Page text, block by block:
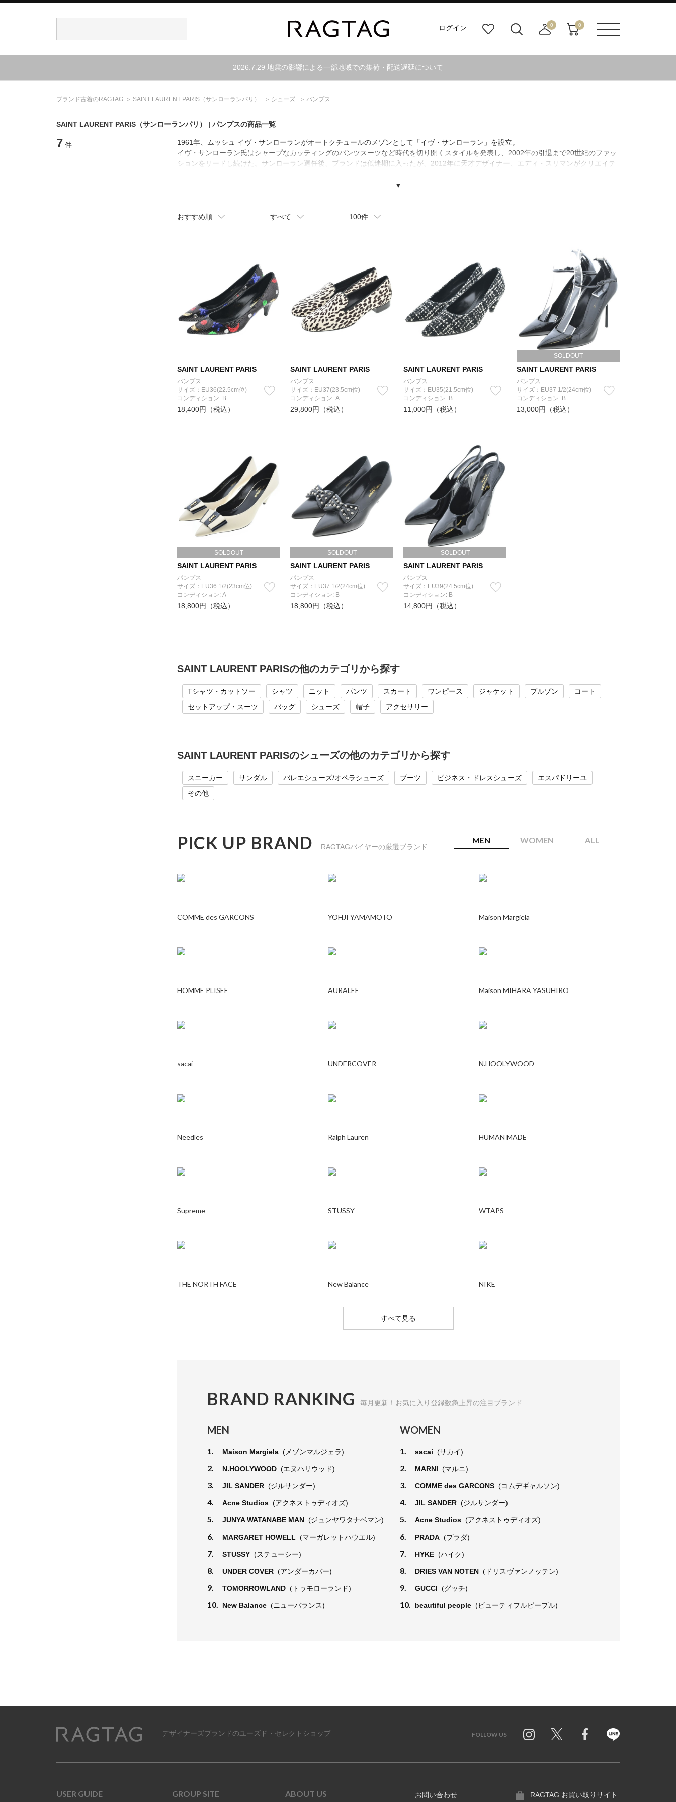
ログイン
り
ダ
0
寄
0
2026.7.29 地震の影響による一部地域での集荷・配送遅延について
ブランド古着のRAGTAG SAINT LAURENT PARIS （サンローランパリ） シューズ パンプス
SAINT LAURENT PARIS （サンローランパリ） | パンプスの商品一覧
7 件
1961年、ムッシュ イヴ・サンローランがオートクチュールのメゾンとして「イヴ・サンローラン」を設立。
イヴ・サンローラン氏はシャープなカッティングのパンツスーツなど時代を切り開くスタイルを発表し、2002年の引退まで20世紀のファッ
ションをリードし続けた。サンローラン退任後、ブランドは低迷期に入ったが、2012年に天才デザイナー、エディ・スリマンがクリエイテ
ー・ヴァカレロがクリエイティブディレクターに就任し、革新的デザインを発信し続けている。
▼
おすすめ順 すべて 100件
SAINT LAURENT PARIS
パンプス
サイズ：EU36(22.5cm位)
コンディション: B
18,400円（税込）
SAINT LAURENT PARIS
パンプス
サイズ：EU37(23.5cm位)
コンディション: A
29,800円（税込）
SAINT LAURENT PARIS
パンプス
サイズ：EU35(21.5cm位)
コンディション: B
11,000円（税込）
SOLDOUT
SAINT LAURENT PARIS
パンプス
サイズ：EU37 1/2(24cm位)
コンディション: B
13,000円（税込）
SOLDOUT
SAINT LAURENT PARIS
パンプス
サイズ：EU36 1/2(23cm位)
コンディション: A
18,800円（税込）
SOLDOUT
SAINT LAURENT PARIS
パンプス
サイズ：EU37 1/2(24cm位)
コンディション: B
18,800円（税込）
SOLDOUT
SAINT LAURENT PARIS
パンプス
サイズ：EU39(24.5cm位)
コンディション: B
14,800円（税込）
SAINT LAURENT PARISの他のカテゴリから探す
Tシャツ・カットソー シャツ ニット パンツ スカート ワンピース ジャケット ブルゾン
コート
セットアップ・スーツ
バッグ シューズ 帽子 アクセサリー
SAINT LAURENT PARISのシューズの他のカテゴリから探す
スニーカー サンダル バレエシューズ/オペラシューズ ブーツ ビジネス・ドレスシューズ
エスパドリーユ
その他
PICK UP BRAND RAGTAGバイヤーの厳選ブランド
MEN WOMEN ALL
COMME des GARCONS YOHJI YAMAMOTO Maison Margiela
HOMME PLISEE AURALEE Maison MIHARA YASUHIRO
sacai UNDERCOVER N.HOOLYWOOD
Needles Ralph Lauren HUMAN MADE
Supreme STUSSY WTAPS
THE NORTH FACE New Balance NIKE
すべて見る
BRAND RANKING 毎月更新！お気に入り登録数急上昇の注目ブランド
MEN
1. Maison Margiela (メゾンマルジェラ)
2. N.HOOLYWOOD (エヌハリウッド)
3. JIL SANDER (ジルサンダー)
4. Acne Studios (アクネストゥディオズ)
5. JUNYA WATANABE MAN (ジュンヤワタナベマン)
6. MARGARET HOWELL (マーガレットハウエル)
7. STUSSY (ステューシー)
8. UNDER COVER (アンダーカバー)
9. TOMORROWLAND (トゥモローランド)
10. New Balance (ニューバランス)
WOMEN
1. sacai (サカイ)
2. MARNI (マルニ)
3. COMME des GARCONS (コムデギャルソン)
4. JIL SANDER (ジルサンダー)
5. Acne Studios (アクネストゥディオズ)
6. PRADA (プラダ)
7. HYKE (ハイク)
8. DRIES VAN NOTEN (ドリスヴァンノッテン)
9. GUCCI (グッチ)
10. beautiful people (ビューティフルピープル)
デザイナーズブランドのユーズド・セレクトショップ FOLLOW US
USER GUIDE GROUP SITE ABOUT US お問い合わせ RAGTAG お買い取りサイト